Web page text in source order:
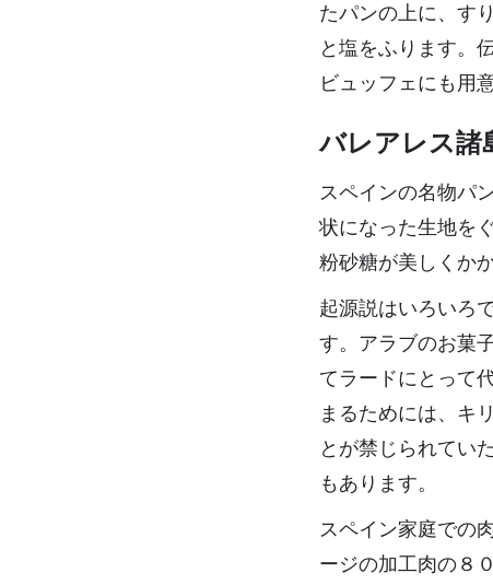
たパンの上に、す
と塩をふります。
ビュッフェにも用
バレアレス諸
スペインの名物パ
状になった生地を
粉砂糖が美しくか
起源説はいろいろ
す。アラブのお菓
てラードにとって
まるためには、キ
とが禁じられてい
もあります。
スペイン家庭での
ージの加工肉の８